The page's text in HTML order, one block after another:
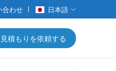
合わせ 日本語
見積もりを依頼する